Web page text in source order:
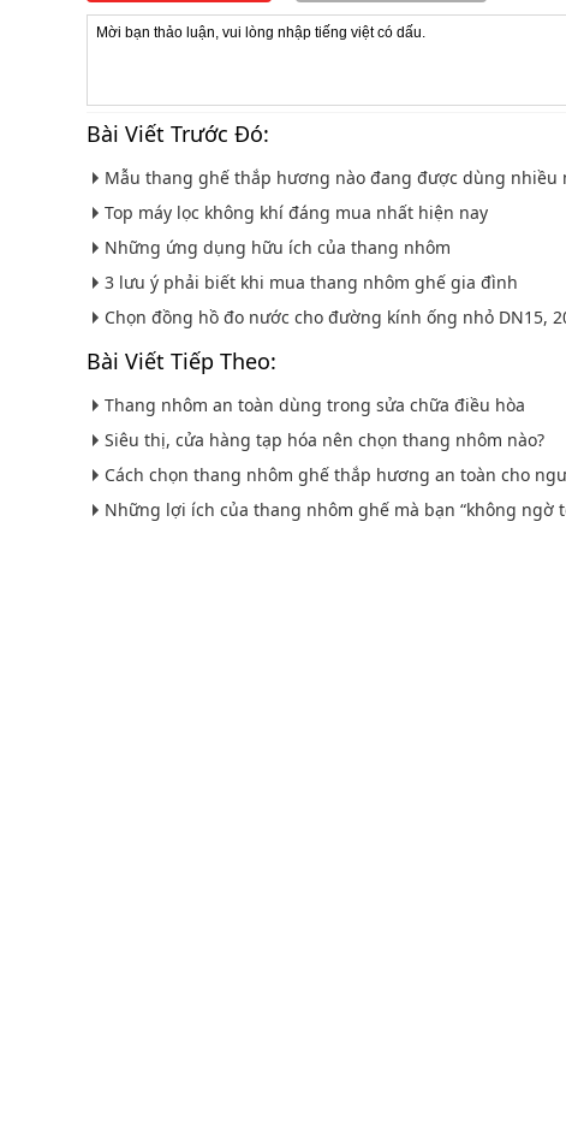
Bài Viết Trước Đó:
Mẫu thang ghế thắp hương nào đang được dùng nhiều
Top máy lọc không khí đáng mua nhất hiện nay
Những ứng dụng hữu ích của thang nhôm
3 lưu ý phải biết khi mua thang nhôm ghế gia đình
Chọn đồng hồ đo nước cho đường kính ống nhỏ DN15,
Bài Viết Tiếp Theo:
Thang nhôm an toàn dùng trong sửa chữa điều hòa
Siêu thị, cửa hàng tạp hóa nên chọn thang nhôm nào?
Cách chọn thang nhôm ghế thắp hương an toàn cho
Những lợi ích của thang nhôm ghế mà bạn “không ngờ